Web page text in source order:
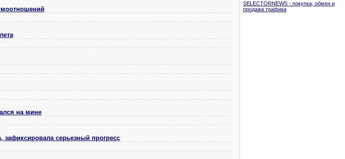
на мине
серьезный прогресс
SELECTORNEWS - покупка, обмен и
продажа трафика